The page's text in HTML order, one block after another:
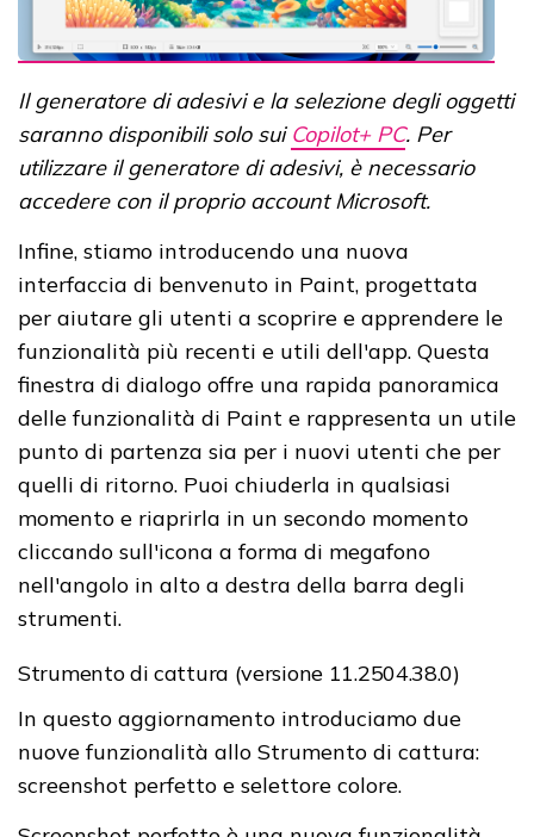
Il generatore di adesivi e la selezione degli oggetti
saranno disponibili solo sui Copilot+ PC. Per
utilizzare il generatore di adesivi, è necessario
accedere con il proprio account Microsoft.
Infine, stiamo introducendo una nuova
interfaccia di benvenuto in Paint, progettata
per aiutare gli utenti a scoprire e apprendere le
funzionalità più recenti e utili dell'app. Questa
finestra di dialogo offre una rapida panoramica
delle funzionalità di Paint e rappresenta un utile
punto di partenza sia per i nuovi utenti che per
quelli di ritorno. Puoi chiuderla in qualsiasi
momento e riaprirla in un secondo momento
cliccando sull'icona a forma di megafono
nell'angolo in alto a destra della barra degli
strumenti.
Strumento di cattura (versione 11.2504.38.0)
In questo aggiornamento introduciamo due
nuove funzionalità allo Strumento di cattura:
screenshot perfetto e selettore colore.